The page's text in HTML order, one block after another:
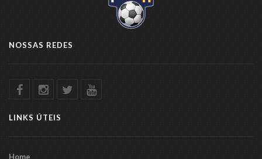
NOSSAS REDES
LINKS ÚTEIS
Home